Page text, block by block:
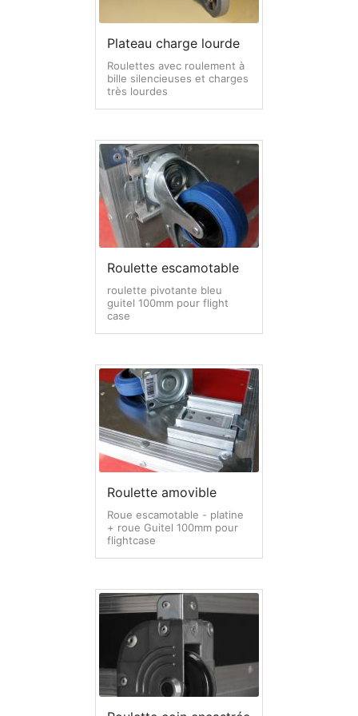
L – Traitement matière, Usinage & soudure
M – Options & solutions Diverses
Accessoires 19 pouces
Lumière & courant pour rack 19 pouces
Panneaux racks 19 pouces
Visserie & rondelles
Flight cases référencés
Plateau charge lourde
Roulettes avec roulement à
bille silencieuses et charges
très lourdes
Roulette escamotable
roulette pivotante bleu
guitel 100mm pour flight
case
Roulette amovible
Roue escamotable - platine
+ roue Guitel 100mm pour
flightcase